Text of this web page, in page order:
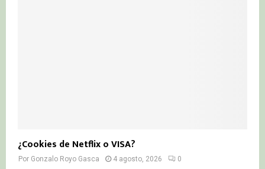
¿Cookies de Netflix o VISA?
Por Gonzalo Royo Gasca 4 agosto, 2026 0